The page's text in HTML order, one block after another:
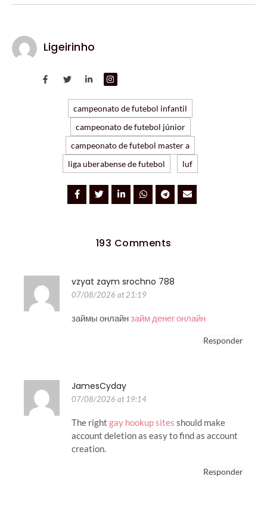
Ligeirinho
campeonato de futebol infantil
campeonato de futebol júnior
campeonato de futebol master a
liga uberabense de futebol
luf
193 Comments
vzyat zaym srochno 788
07/08/2026 at 21:19
займы онлайнзайм денег онлайн
Responder
JamesCyday
07/08/2026 at 19:14
The right gay hookup sites should make
account deletion as easy to find as account
creation.
Responder